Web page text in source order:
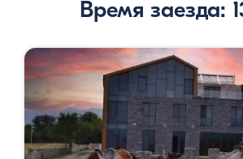
Время заезда: